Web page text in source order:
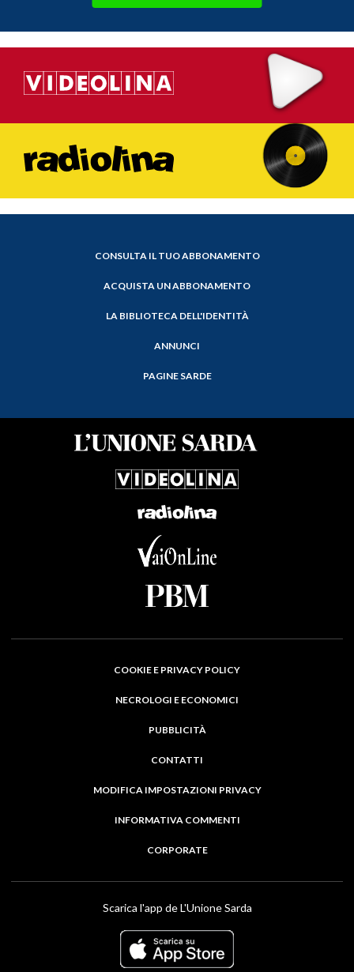
CONSULTA IL TUO ABBONAMENTO
ACQUISTA UN ABBONAMENTO
LA BIBLIOTECA DELL'IDENTITÀ
ANNUNCI
PAGINE SARDE
COOKIE E PRIVACY POLICY
NECROLOGI E ECONOMICI
PUBBLICITÀ
CONTATTI
MODIFICA IMPOSTAZIONI PRIVACY
INFORMATIVA COMMENTI
CORPORATE
Scarica l'app de L'Unione Sarda